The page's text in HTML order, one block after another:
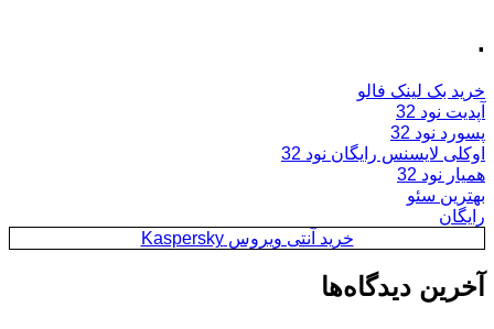
.
خرید بک لینک فالو
آپدیت نود 32
پسورد نود 32
اوکلی لایسنس رایگان نود 32
همیار نود 32
بهترین سئو
رایگان
خرید آنتی ویروس Kaspersky
آخرین دیدگاه‌ها